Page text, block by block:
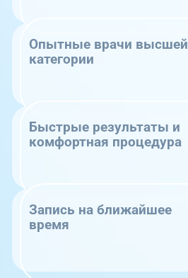
Опытные врачи высшей
категории
Быстрые результаты и
комфортная процедура
Запись на ближайшее
время